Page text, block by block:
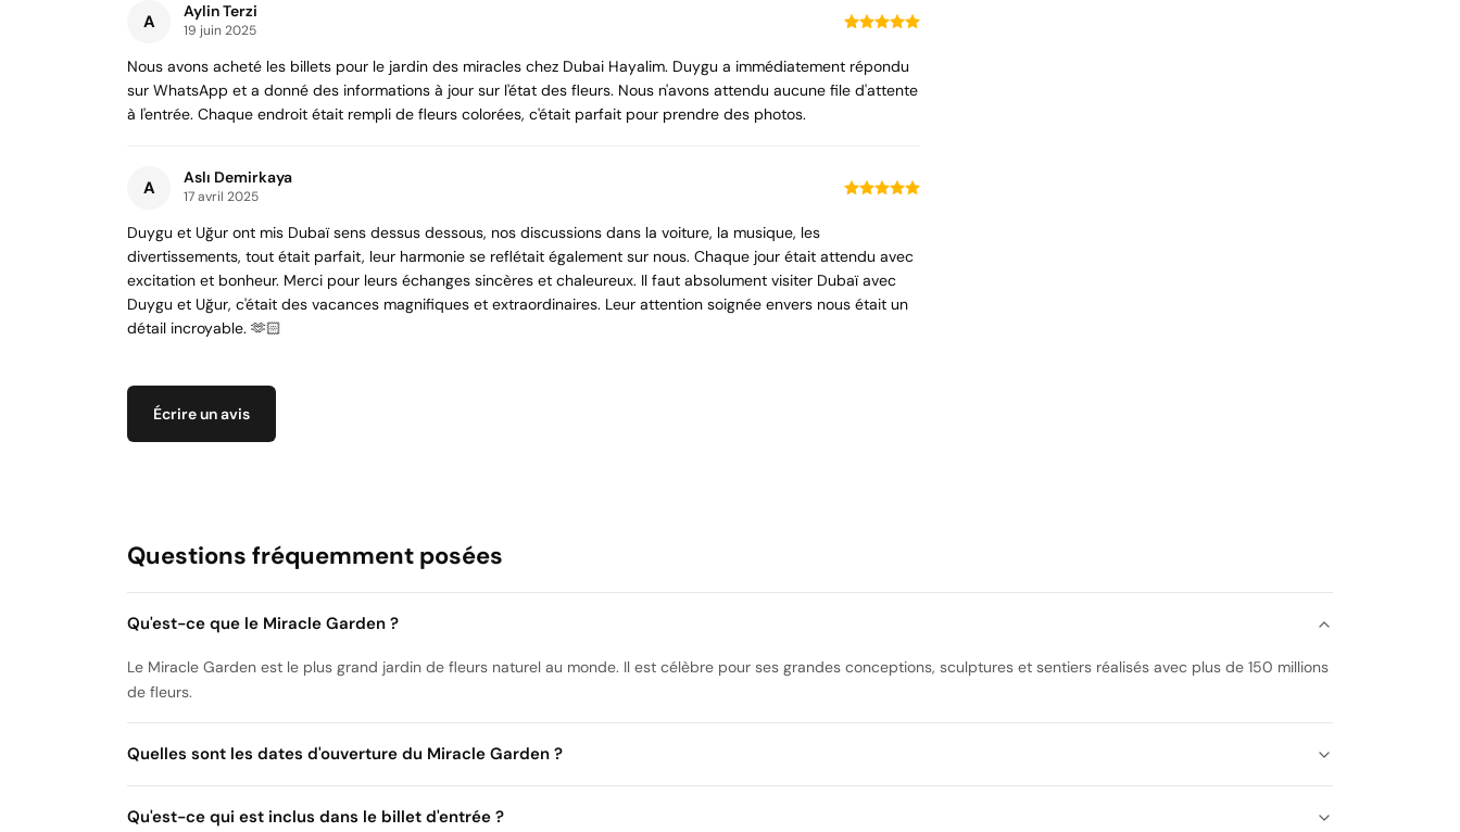
A Aylin Terzi
19 juin 2025
Nous avons acheté les billets pour le jardin des miracles chez Dubai Hayalim. Duygu a immédiatement répondu
sur WhatsApp et a donné des informations à jour sur l'état des fleurs. Nous n'avons attendu aucune file d'attente
à l'entrée. Chaque endroit était rempli de fleurs colorées, c'était parfait pour prendre des photos.
A Aslı Demirkaya
17 avril 2025
Duygu et Uğur ont mis Dubaï sens dessus dessous, nos discussions dans la voiture, la musique, les
divertissements, tout était parfait, leur harmonie se reflétait également sur nous. Chaque jour était attendu avec
excitation et bonheur. Merci pour leurs échanges sincères et chaleureux. Il faut absolument visiter Dubaï avec
Duygu et Uğur, c'était des vacances magnifiques et extraordinaires. Leur attention soignée envers nous était un
détail incroyable. 🫶🏻
Écrire un avis
Questions fréquemment posées
Qu'est-ce que le Miracle Garden ?
Le Miracle Garden est le plus grand jardin de fleurs naturel au monde. Il est célèbre pour ses grandes conceptions, sculptures et sentiers réalisés avec plus de 150 millions
de fleurs.
Quelles sont les dates d'ouverture du Miracle Garden ?
Qu'est-ce qui est inclus dans le billet d'entrée ?